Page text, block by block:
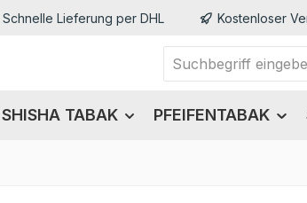
Schnelle Lieferung per DHL Kostenloser
SHISHA TABAK PFEIFENTABAK